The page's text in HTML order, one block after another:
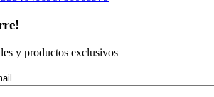
y productos exclusivos